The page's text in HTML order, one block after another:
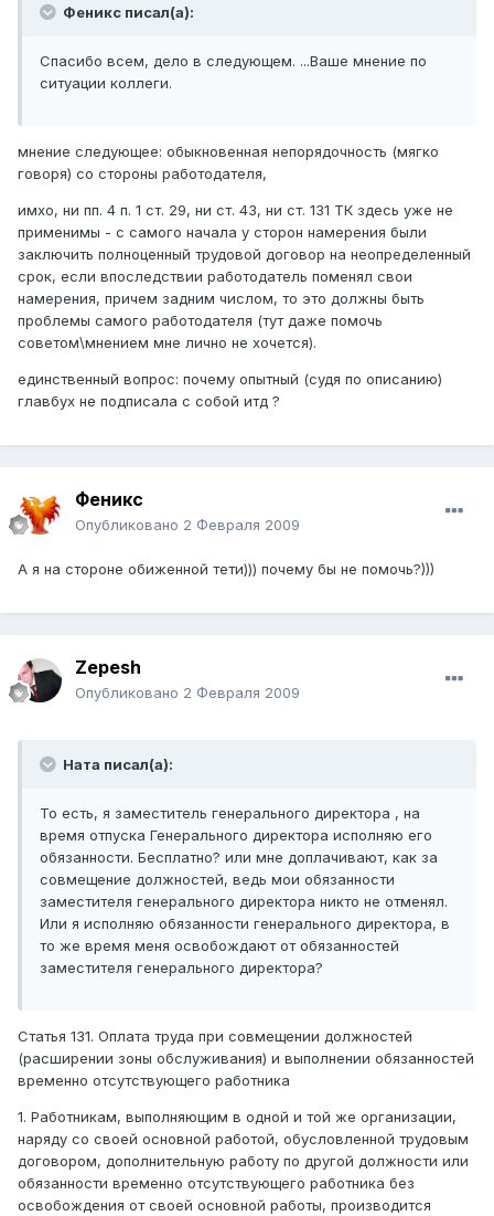
Феникс писал(а):
Спасибо всем, дело в следующем. ...Ваше мнение по
ситуации коллеги.
мнение следующее: обыкновенная непорядочность (мягко
говоря) со стороны работодателя,
имхо, ни пп. 4 п. 1 ст. 29, ни ст. 43, ни ст. 131 ТК здесь уже не
применимы - с самого начала у сторон намерения были
заключить полноценный трудовой договор на неопределенный
срок, если впоследствии работодатель поменял свои
намерения, причем задним числом, то это должны быть
проблемы самого работодателя (тут даже помочь
советом\мнением мне лично не хочется).
единственный вопрос: почему опытный (судя по описанию)
главбух не подписала с собой итд ?
Феникс
Опубликовано 2 Февраля 2009
А я на стороне обиженной тети))) почему бы не помочь?)))
Zepesh
Опубликовано 2 Февраля 2009
Ната писал(а):
То есть, я заместитель генерального директора , на
время отпуска Генерального директора исполняю его
обязанности. Бесплатно? или мне доплачивают, как за
совмещение должностей, ведь мои обязанности
заместителя генерального директора никто не отменял.
Или я исполняю обязанности генерального директора, в
то же время меня освобождают от обязанностей
заместителя генерального директора?
Статья 131. Оплата труда при совмещении должностей
(расширении зоны обслуживания) и выполнении обязанностей
временно отсутствующего работника
1. Работникам, выполняющим в одной и той же организации,
наряду со своей основной работой, обусловленной трудовым
договором, дополнительную работу по другой должности или
обязанности временно отсутствующего работника без
освобождения от своей основной работы, производится